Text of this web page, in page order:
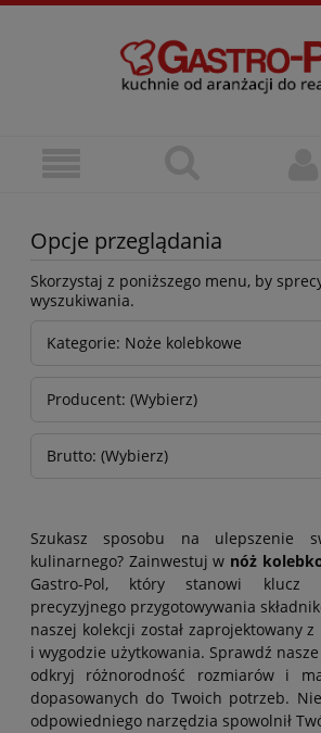
Opcje przeglądania
Skorzystaj z poniższego menu, by
wyszukiwania.
Kategorie: Noże kolebkowe
Producent: (Wybierz)
Brutto: (Wybierz)
Szukasz sposobu na ulepszenie
kulinarnego? Zainwestuj w nóż
Gastro-Pol, który stanowi
precyzyjnego przygotowywania
naszej kolekcji został zaprojektowany
i wygodzie użytkowania. Sprawdź nasze
odkryj różnorodność rozmiarów i
dopasowanych do Twoich potrzeb.
odpowiedniego narzędzia spowolnił